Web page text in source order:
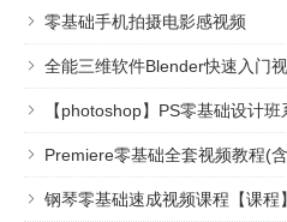
零基础手机拍摄电影感视频
全能三维软件Blender快速入门
【photoshop】PS零基础设计
Premiere零基础全套视频教程(
钢琴零基础速成视频课程【课程